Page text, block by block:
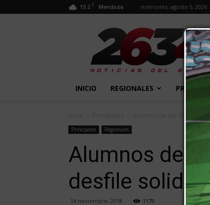
15.2 C Mendoza miércoles, agosto 5, 2026
2634
Diario
INICIO REGIONALES
Alumnos de San Martín
Principales Regionales
Alumnos de
desfile
14 noviembre, 2018 1179